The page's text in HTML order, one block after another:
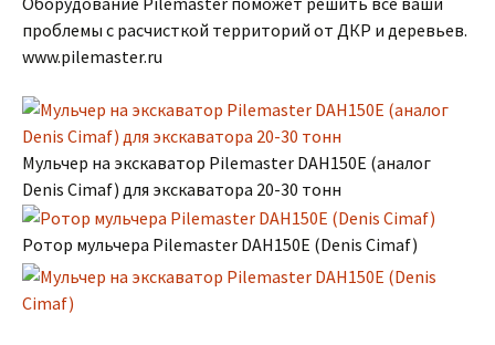
проблемы с расчисткой территорий от ДКР и деревьев.
www.pilemaster.ru
Мульчер на экскаватор Pilemaster DAH150E (аналог
Denis Cimaf) для экскаватора 20-30 тонн
Ротор мульчера Pilemaster DAH150E (Denis Cimaf)